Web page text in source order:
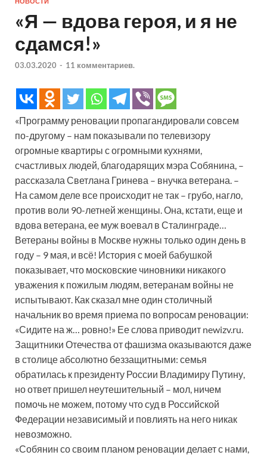
«Я — вдова героя, и я не
сдамся!»
03.03.2020 - 11 комментариев.
«Программу реновации пропагандировали совсем
по-другому – нам показывали по телевизору
огромные квартиры с огромными кухнями,
счастливых людей, благодарящих мэра Собянина, –
рассказала Светлана Гринева – внучка ветерана. –
На самом деле все происходит не так – грубо, нагло,
против воли 90-летней женщины. Она, кстати, еще и
вдова ветерана, ее муж воевал в Сталинграде…
Ветераны войны в Москве нужны только один день в
году – 9 мая, и всё! История с моей бабушкой
показывает, что московские чиновники никакого
уважения к пожилым людям, ветеранам войны не
испытывают. Как сказал мне один столичный
начальник во время приема по вопросам реновации:
«Сидите на ж… ровно!» Ее слова приводит newizv.ru.
Защитники Отечества от фашизма оказываются даже
в столице абсолютно беззащитными: семья
обратилась к президенту России Владимиру Путину,
но ответ пришел неутешительный – мол, ничем
помочь не можем, потому что суд в Российской
Федерации независимый и повлиять на него никак
невозможно.
«Собянин со своим планом реновации делает с нами,